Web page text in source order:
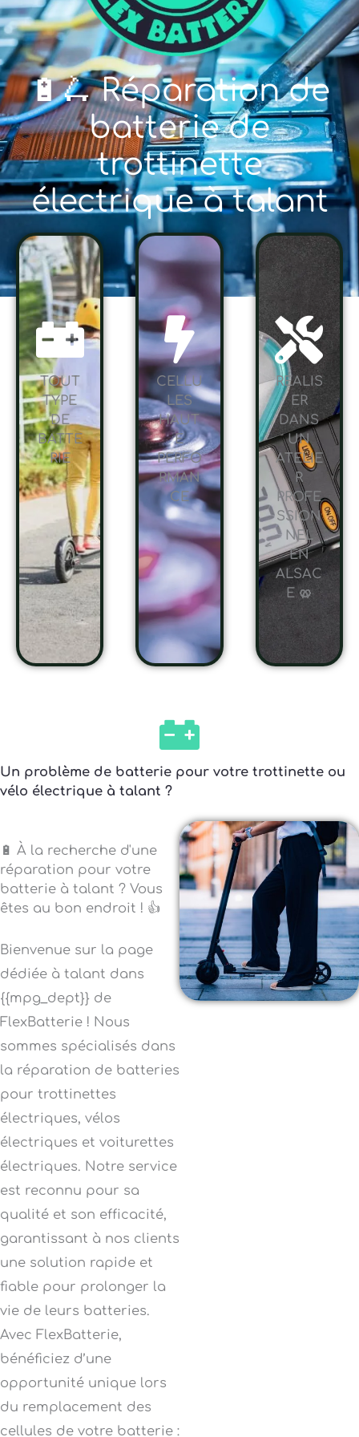
🔋🛴 Réparation de
batterie de
trottinette
électrique à talant
TOUT
TYPE
DE
BATTE
RIE
CELLU
LES
HAUT
E
PERFO
RMAN
CE
RÉALIS
ER
DANS
UN
ATELIE
R
PROFE
SSION
NEL
EN
ALSAC
E 🥨
Un problème de batterie pour votre trottinette ou
vélo électrique à talant ?
🔋 À la recherche d'une
réparation pour votre
batterie à talant ? Vous
êtes au bon endroit ! 👍
Bienvenue sur la page
dédiée à talant dans
{{mpg_dept}} de
FlexBatterie ! Nous
sommes spécialisés dans
la réparation de batteries
pour trottinettes
électriques, vélos
électriques et voiturettes
électriques. Notre service
est reconnu pour sa
qualité et son efficacité,
garantissant à nos clients
une solution rapide et
fiable pour prolonger la
vie de leurs batteries.
Avec FlexBatterie,
bénéficiez d’une
opportunité unique lors
du remplacement des
cellules de votre batterie :